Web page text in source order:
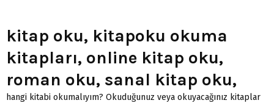
kitap oku, kitapoku okuma
kitapları, online kitap oku,
roman oku, sanal kitap oku,
hangi kitabi okumalıyım? Okuduğunuz veya okuyacağınız kitaplar